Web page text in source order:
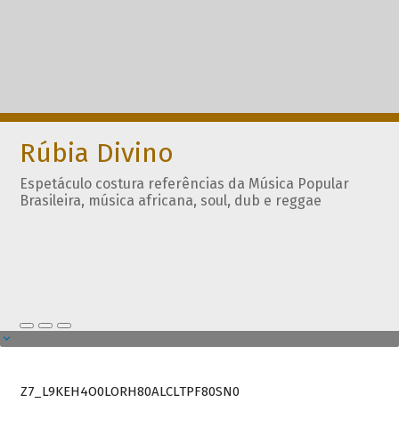
Rúbia Divino
Espetáculo costura referências da Música Popular
Brasileira, música africana, soul, dub e reggae
Z7_L9KEH4O0LORH80ALCLTPF80SN0